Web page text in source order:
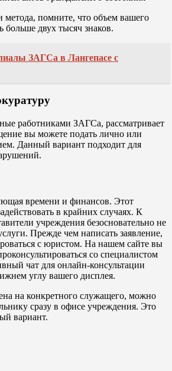
метода, помните, что объем вашего
больше двух тысяч знаков.
ЗАГСа в Лангепасе с
работниками ЗАГСа, рассматривает
вы можете подать лично или
Данный вариант подходит для
времени и финансов. Этот
в крайних случаях. К
учреждения безосновательно не
Прежде чем написать заявление,
с юристом. На нашем сайте вы
со специалистом
чат для онлайн-консультации
углу вашего дисплея.
на конкретного служащего, можно
сразу в офисе учреждения. Это
вариант.